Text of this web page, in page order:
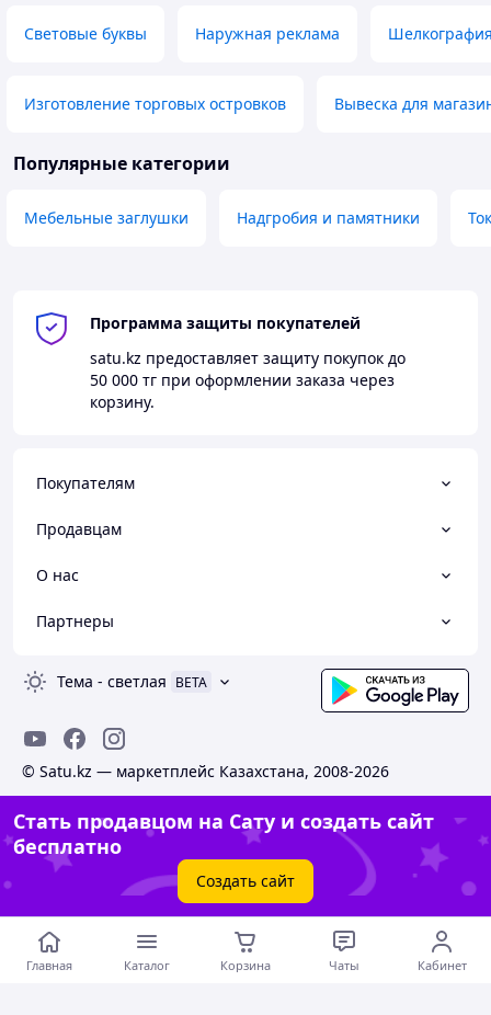
Световые буквы Наружная реклама
Изготовление торговых островков Вывеска для
Популярные категории
Мебельные заглушки Надгробия и памятники
Программа защиты покупателей
satu.kz предоставляет защиту покупок до
50 000 тг при оформлении заказа через
корзину.
Покупателям
Продавцам
О нас
Партнеры
Тема - светлая BETA
© Satu.kz — маркетплейс Казахстана, 2008-2026
Стать продавцом на Сату и создать сайт
бесплатно
Создать сайт
Главная Каталог Корзина Чаты Кабинет